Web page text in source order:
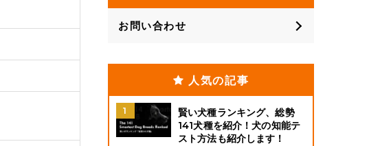
お問い合わせ
人気の記事
賢い犬種ランキング、総勢
141犬種を紹介！犬の知能テ
スト方法も紹介します！